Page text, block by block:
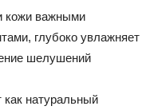
кожи важными
глубоко увлажняет
шелушений
натуральный